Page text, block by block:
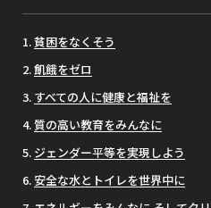
貧困をなくそう
飢餓をゼロ
すべての人に健康と福祉を
質の高い教育をみんなに
ジェンダー平等を実現しよう
安全な水とトイレを世界中に